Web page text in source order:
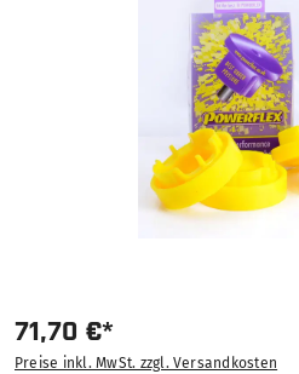
71,70 €*
Preise inkl. MwSt. zzgl. Versandkosten